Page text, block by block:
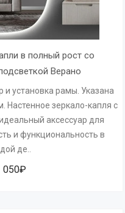
в полный рост со
Верано
установка рамы. Указана
Настенное зеркало-капля с
аксессуар для
и функциональность в
де..
050₽